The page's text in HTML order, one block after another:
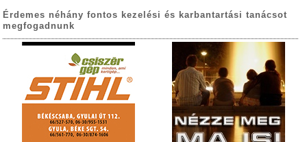
Érdemes néhány fontos kezelési és karbantartási tanácsot
megfogadnunk